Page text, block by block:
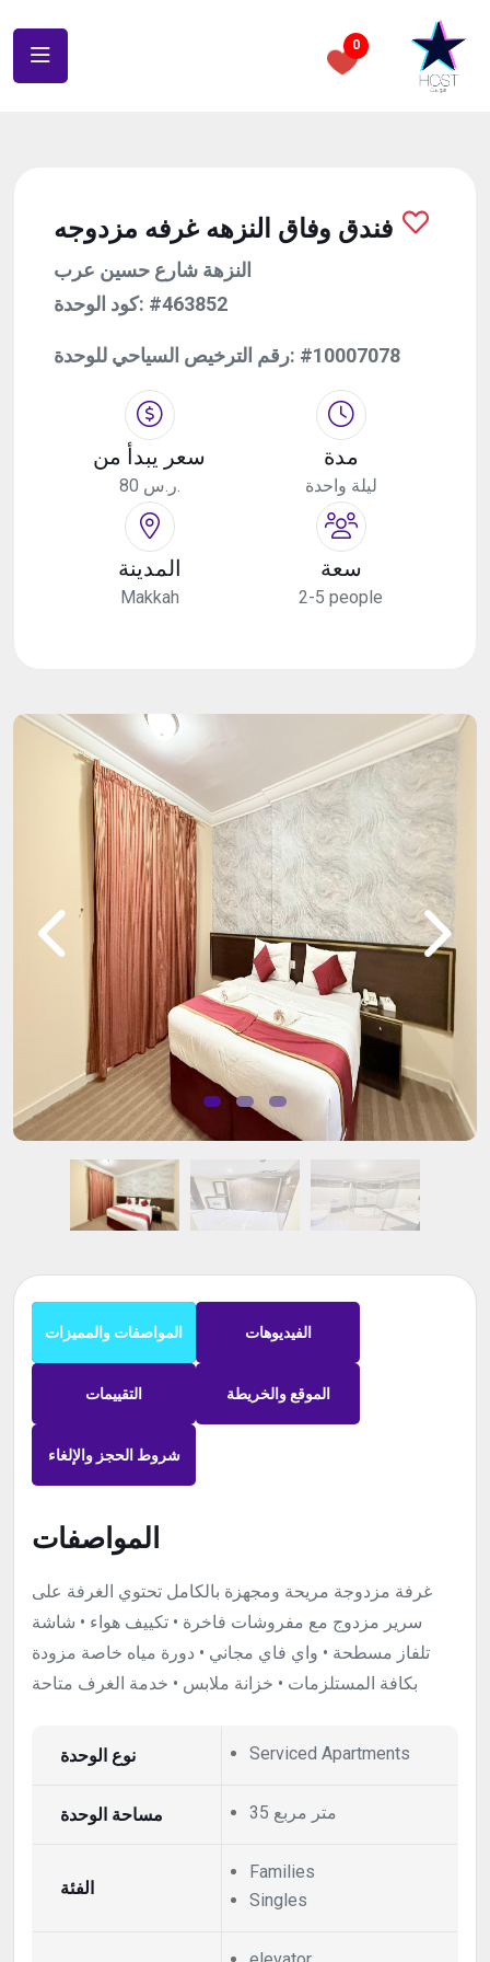
0
فندق وفاق النزهه غرفه مزدوجه
النزهة شارع حسين عرب
كود الوحدة: #463852
رقم الترخيص السياحي للوحدة: #10007078
سعر يبدأ من
80 ر.س.
مدة
ليلة واحدة
المدينة
Makkah
سعة
2-5 people
المواصفات والمميزات الفيديوهات
التقييمات الموقع والخريطة
شروط الحجز والإلغاء
المواصفات
غرفة مزدوجة مريحة ومجهزة بالكامل تحتوي الغرفة على
سرير مزدوج مع مفروشات فاخرة • تكييف هواء • شاشة
تلفاز مسطحة • واي فاي مجاني • دورة مياه خاصة مزودة
بكافة المستلزمات • خزانة ملابس • خدمة الغرف متاحة
نوع الوحدة Serviced Apartments
مساحة الوحدة 35 متر مربع
الفئة
Families
Singles